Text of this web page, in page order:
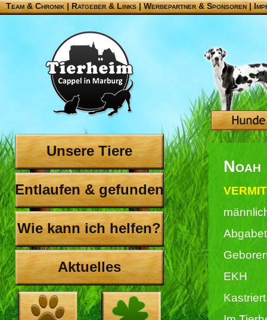
Team & Chronik |Ratgeber & Links|Werbepartner & Sponsoren|
Unsere Tiere
Entlaufen & gefunden
Wie kann ich helfen?
Aktuelles
Noah
EKH